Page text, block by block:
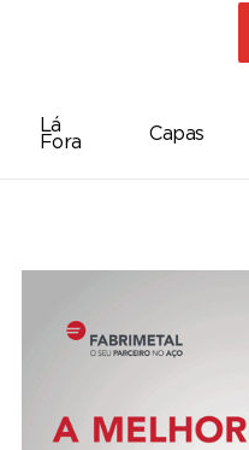
Lá
Fora
Capas